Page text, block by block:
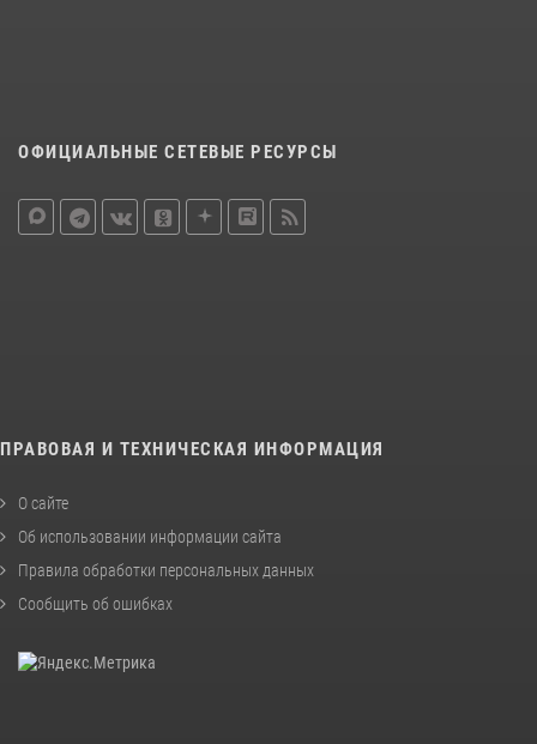
ОФИЦИАЛЬНЫЕ СЕТЕВЫЕ РЕСУРСЫ
ПРАВОВАЯ И ТЕХНИЧЕСКАЯ ИНФОРМАЦИЯ
О сайте
Об использовании информации сайта
Правила обработки персональных данных
Сообщить об ошибках